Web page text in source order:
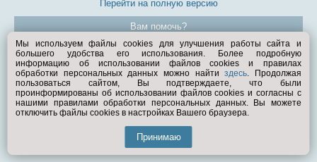
Перейти на полную версию
Вам помочь?
© Exist.ru 1998—2026
Мы используем файлы cookies для улучшения работы сайта и
большего удобства его использования. Более подробную
информацию об использовании файлов cookies и правилах
обработки персональных данных можно найтиздесь. Продолжая
пользоваться сайтом, Вы подтверждаете, что были
проинформированы об использовании файлов cookies и согласны с
нашими правилами обработки персональных данных. Вы можете
отключить файлы cookies в настройках Вашего браузера.
Принимаю